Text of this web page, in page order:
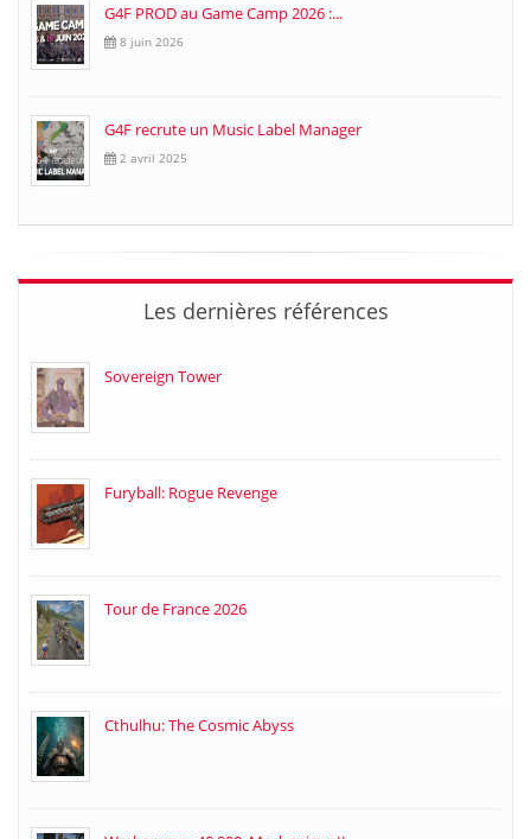
G4F PROD au Game Camp 2026 :...
8 juin 2026
G4F recrute un Music Label Manager
2 avril 2025
Les dernières références
Sovereign Tower
Furyball: Rogue Revenge
Tour de France 2026
Cthulhu: The Cosmic Abyss